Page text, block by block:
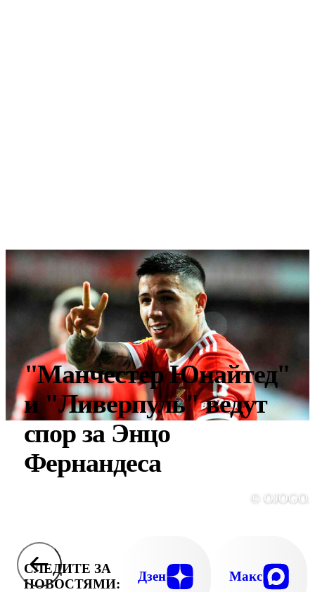
"Манчестер Юнайтед"
и "Ливерпуль" ведут
спор за Энцо
Фернандеса
©
СЛЕДИТЕ ЗА
НОВОСТЯМИ:
Дзен Макс